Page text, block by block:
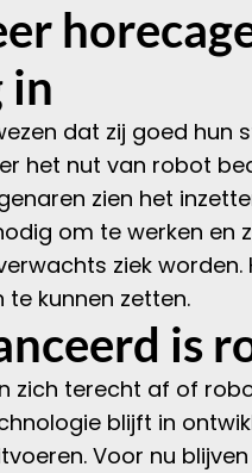
in
dat zij goed hun
het nut van robot
zien het
om te werken
ziek
te kunnen zetten.
is
zich terecht af of
blijft in
Voor nu